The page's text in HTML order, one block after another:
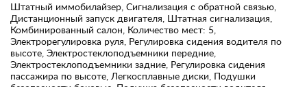
Штатный иммобилайзер, Сигнализация с обратной связью,
Дистанционный запуск двигателя, Штатная сигнализация,
Комбинированный салон, Количество мест: 5,
Электрорегулировка руля, Регулировка сидения водителя по
высоте, Электростеклоподъемники передние,
Электростеклоподъемники задние, Регулировка сидения
пассажира по высоте, Легкосплавные диски, Подушки